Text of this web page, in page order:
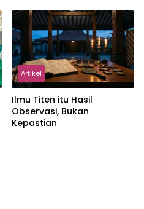
dalam Pemikiran Masykuri
Abdillah
Artikel
Ilmu Titen itu Hasil
Observasi, Bukan
Kepastian